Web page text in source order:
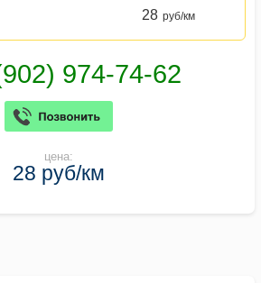
28 руб/км
цена:
28 руб/км